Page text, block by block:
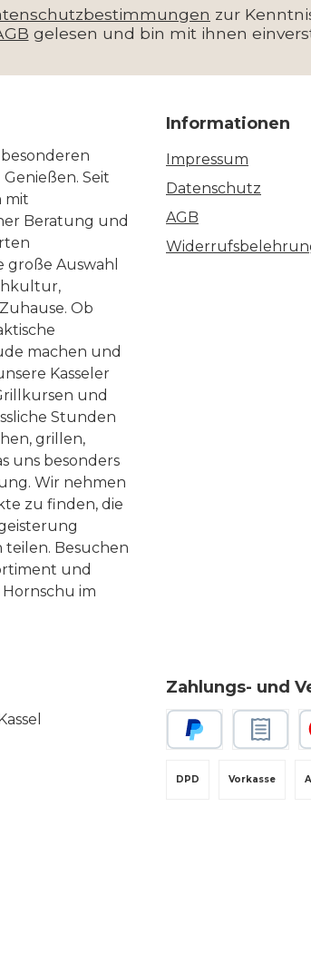
zur
gelesen und bin mit ihnen
Seit
mit
Beratung und
große Auswahl
Ob
machen und
Kasseler
und
Stunden
grillen,
uns besonders
Wir nehmen
zu finden, die
Besuchen
und
im
Informationen
Impressum
Datenschutz
AGB
Zahlungs- und
Vorkasse
DPD